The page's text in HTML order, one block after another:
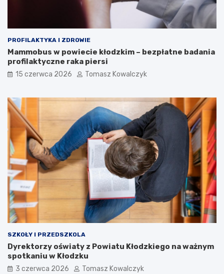
PROFILAKTYKA I ZDROWIE
Mammobus w powiecie kłodzkim – bezpłatne badania
profilaktyczne raka piersi
15 czerwca 2026 Tomasz Kowalczyk
SZKOŁY I PRZEDSZKOLA
Dyrektorzy oświaty z Powiatu Kłodzkiego na ważnym
spotkaniu w Kłodzku
3 czerwca 2026 Tomasz Kowalczyk